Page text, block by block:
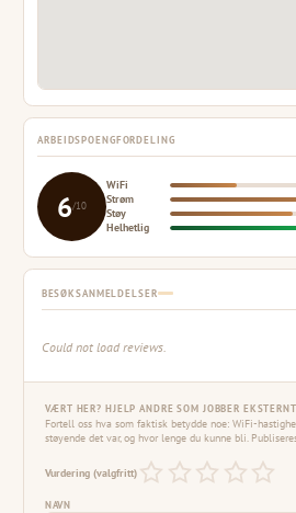
ARBEIDSPOENGFORDELING
6/10
WiFi
Strøm
Støy
Helhetlig
BESØKSANMELDELSER
Could not load reviews.
VÆRT HER? HJELP ANDRE SOM JOBBER EKSTERNT
Fortell oss hva som faktisk betydde noe: WiFi-
støyende det var, og hvor lenge du kunne bli.
Vurdering (valgfritt)
NAVN